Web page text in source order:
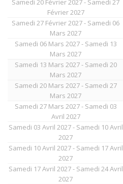
Samedi 20 Février 2027 - Samedi 27
Février 2027
Samedi 27 Février 2027 - Samedi 06
Mars 2027
Samedi 06 Mars 2027 - Samedi 13
Mars 2027
Samedi 13 Mars 2027 - Samedi 20
Mars 2027
Samedi 20 Mars 2027 - Samedi 27
Mars 2027
Samedi 27 Mars 2027 - Samedi 03
Avril 2027
Samedi 03 Avril 2027 - Samedi 10 Avril
2027
Samedi 10 Avril 2027 - Samedi 17 Avril
2027
Samedi 17 Avril 2027 - Samedi 24 Avril
2027